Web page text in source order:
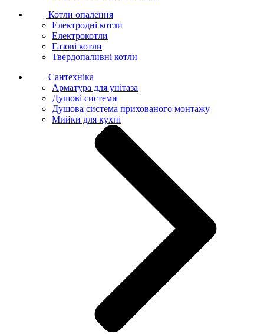
Котли опалення
Електродні котли
Електрокотли
Газові котли
Твердопаливні котли
Сантехніка
Арматура для унітаза
Душові системи
Душова система прихованого монтажу
Мийки для кухні